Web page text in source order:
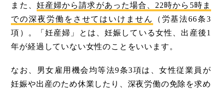
また、 妊産婦から請求があった場合、22時から5時ま
での深夜労働をさせてはいけません
（労基法66条3
項）。「妊産婦」とは、妊娠している女性、出産後1
年が経過していない女性のことをいいます。
なお、男女雇用機会均等法9条3項は、女性従業員が
妊娠や出産のため休業したり、深夜労働の免除を求め